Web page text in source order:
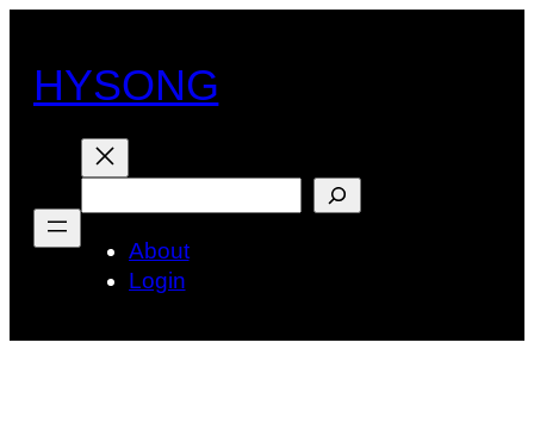
HYSONG
색
About
Login